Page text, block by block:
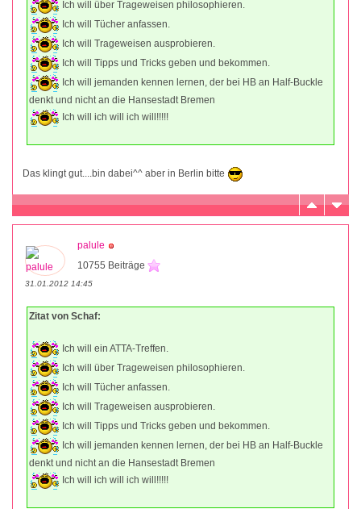
Ich will über Trageweisen philosophieren.
Ich will Tücher anfassen.
Ich will Trageweisen ausprobieren.
Ich will Tipps und Tricks geben und bekommen.
Ich will jemanden kennen lernen, der bei HB an Half-Buckle
denkt und nicht an die Hansestadt Bremen
Ich will ich will ich will!!!!!
Das klingt gut....bin dabei^^ aber in Berlin bitte
palule
10755 Beiträge
31.01.2012 14:45
Zitat von Schaf:
Ich will ein ATTA-Treffen.
Ich will über Trageweisen philosophieren.
Ich will Tücher anfassen.
Ich will Trageweisen ausprobieren.
Ich will Tipps und Tricks geben und bekommen.
Ich will jemanden kennen lernen, der bei HB an Half-Buckle
denkt und nicht an die Hansestadt Bremen
Ich will ich will ich will!!!!!